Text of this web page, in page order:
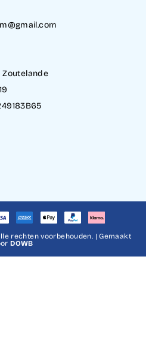
Zoutelande
rechten voorbehouden. | Gemaakt
DOWB